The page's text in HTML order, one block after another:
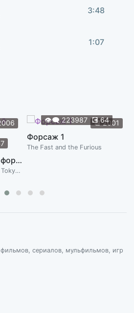
3:48
1:07
Motard)
Kaos
Форсаж 3. Тройной форсаж: Токийский Дрифт
The Fast and the Furious: Tokyo Drift
📆2001
👁️‍🗨️223987 💽64
Форсаж 1
The Fast and the Furious
сериалов, мульфильмов, игр